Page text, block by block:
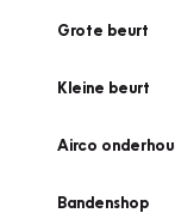
Grote beurt
Kleine beurt
Airco
Bandenshop